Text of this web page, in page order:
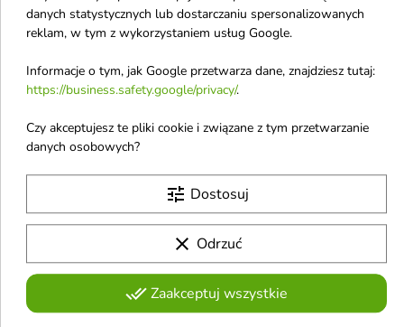
Obecnie brak na stanie favorite_border
Frudia Blueberry
twarzy 195 ml
Intensywnie nawilżający tonik z
ekstraktem z borówki, który
przywraca skórze blask,
14,90 €
Obecnie brak na stanie
Frudia Blueberry
nawadniające Serum
do twarzy 50 g
Lekkie, nawadniające serum do
twarzy z ekstraktem z jagód,
idealne dla skóry suchej i
21,80 €
danych statystycznych lub dostarczaniu spersonalizowanych
reklam, w tym z wykorzystaniem usług Google.
Informacje o tym, jak Google przetwarza dane, znajdziesz tutaj:
https://business.safety.google/privacy/.
Czy akceptujesz te pliki cookie i związane z tym przetwarzanie
danych osobowych?
tune Dostosuj
clear Odrzuć
done_allZaakceptuj wszystkie